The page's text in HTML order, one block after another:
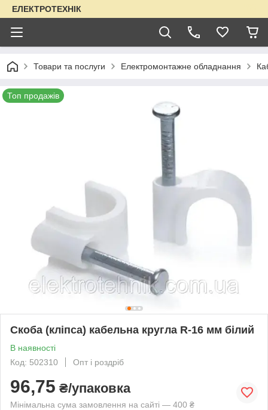
ЕЛЕКТРОТЕХНІК
Товари та послуги Електромонтажне обладнання
Топ продажів
Скоба (кліпса) кабельна кругла R-16 мм білий
В наявності
Код: 502310
Опт і роздріб
96,75 ₴/упаковка
Мінімальна сума замовлення на сайті — 400 ₴